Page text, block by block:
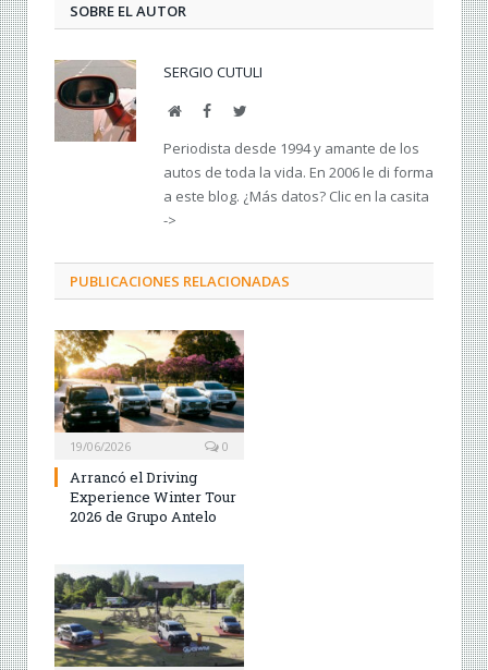
SOBRE EL AUTOR
SERGIO CUTULI
Web FacebookTwitter
Periodista desde 1994 y amante de los
autos de toda la vida. En 2006 le di forma
a este blog. ¿Más datos? Clic en la casita
->
PUBLICACIONES RELACIONADAS
19/06/2026 0
Arrancó el Driving
Experience Winter Tour
2026 de Grupo Antelo